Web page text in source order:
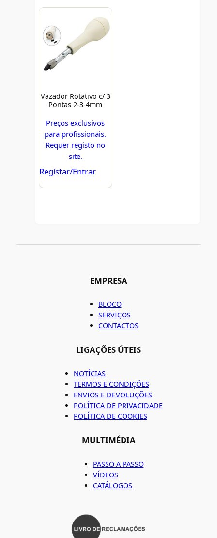
Vazador Rotativo c/ 3
Pontas 2-3-4mm
Preços exclusivos
para profissionais.
Requer registo no
site.
Registar/Entrar
EMPRESA
BLOCO
SERVIÇOS
CONTACTOS
LIGAÇÕES ÚTEIS
NOTÍCIAS
TERMOS E CONDIÇÕES
ENVIOS E DEVOLUÇÕES
POLÍTICA DE PRIVACIDADE
POLÍTICA DE COOKIES
MULTIMÉDIA
PASSO A PASSO
VÍDEOS
CATÁLOGOS